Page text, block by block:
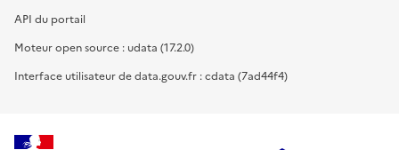
API du portail
Moteur open source : udata (17.2.0)
Interface utilisateur de data.gouv.fr : cdata (7ad44f4)